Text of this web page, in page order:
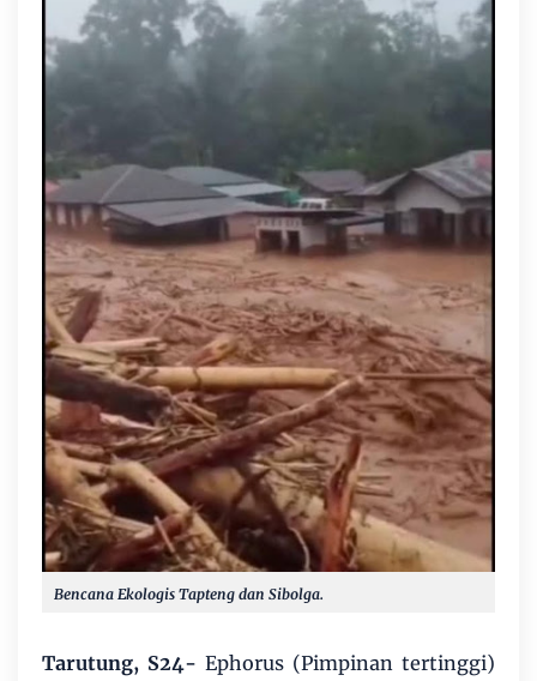
Bencana Ekologis Tapteng dan Sibolga.
Tarutung, S24- Ephorus (Pimpinan tertinggi)